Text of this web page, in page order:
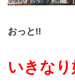
おっと!!
いきなり